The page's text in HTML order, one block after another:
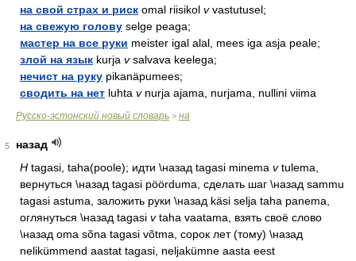
на свой страх и риск omal riisikol vvastutusel;
на свежую голову selge peaga;
мастер на все руки meister igal alal, mees iga asja peale;
злой на язык kurja vsalvava keelega;
нечист на руку pikanäpumees;
сводить на нет luhta vnurja ajama, nurjama, nullini viima
Русско-эстонский новый словарь > на
5
назад
Н tagasi, taha(poole); идти \назад tagasi minema vtulema,
вернуться \назад tagasi pöörduma, сделать шаг \назад sammu
tagasi astuma, заложить руки \назад käsi selja taha panema,
оглянуться \назад tagasi vtaha vaatama, взять своё слово
\назад oma sõna tagasi võtma, сорок лет (тому) \назад
nelikümmend aastat tagasi, neljakümne aasta eest